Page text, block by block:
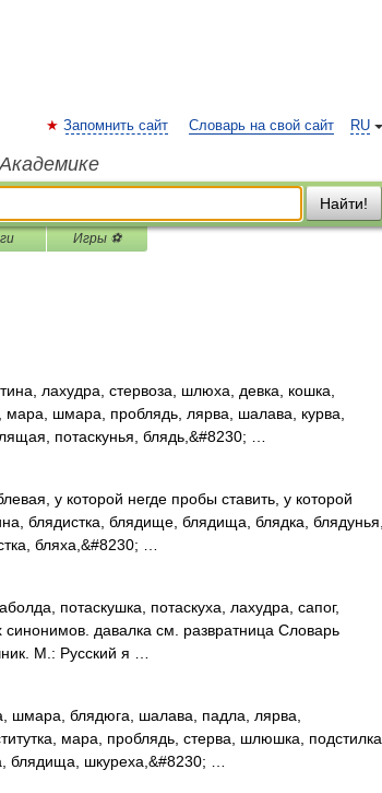
RU
Запомнить сайт Словарь на свой сайт
Найти!
Игры ⚽
лахудра, стервоза, шлюха, девка, кошка,
шмара, проблядь, лярва, шалава, курва,
потаскунья, блядь,&#8230; …
у которой негде пробы ставить, у которой
блядистка, блядище, блядища, блядка, блядунья,
бляха,&#8230; …
потаскушка, потаскуха, лахудра, сапог,
синонимов. давалка см. развратница Словарь
М.: Русский я …
блядюга, шалава, падла, лярва,
мара, проблядь, стерва, шлюшка, подстилка,
блядища, шкуреха,&#8230; …